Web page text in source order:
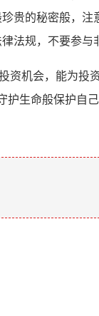
贵的秘密般，
法规，不要参
机会，能为
生命般保护